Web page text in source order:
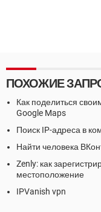
ПОХОЖИЕ
Как поделиться
Google Maps
Поиск IP-адреса в
Найти человека
Zenly: как
местоположение
IPVanish vpn